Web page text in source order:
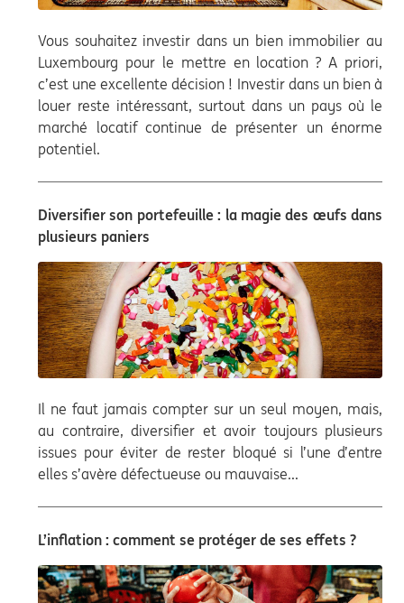
Vous souhaitez investir dans un bien immobilier au
Luxembourg pour le mettre en location ? A priori,
c’est une excellente décision ! Investir dans un bien à
louer reste intéressant, surtout dans un pays où le
marché locatif continue de présenter un énorme
potentiel.
Diversifier son portefeuille : la magie des œufs dans
plusieurs paniers
Il ne faut jamais compter sur un seul moyen, mais,
au contraire, diversifier et avoir toujours plusieurs
issues pour éviter de rester bloqué si l’une d’entre
elles s’avère défectueuse ou mauvaise...
L’inflation : comment se protéger de ses effets ?